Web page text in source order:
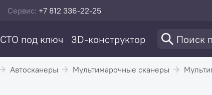
Сервис: +7 812 336-22-25
СТО под ключ 3D-конструктор
Автосканеры Мультимарочные сканеры